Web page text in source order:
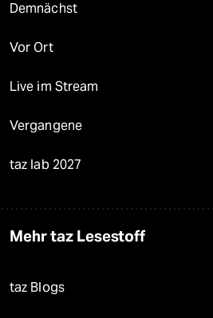
Demnächst
Vor Ort
Live im Stream
Vergangene
taz lab 2027
Mehr taz Lesestoff
taz Blogs